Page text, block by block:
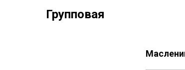
Групповая